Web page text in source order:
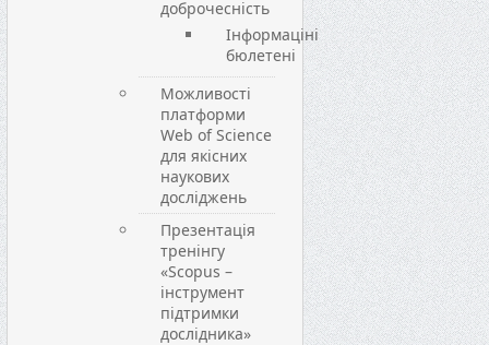
доброчесність
Інформаціні
бюлетені
Можливості
платформи
Web of Science
для якісних
наукових
досліджень
Презентація
тренінгу
«Scopus –
інструмент
підтримки
дослідника»